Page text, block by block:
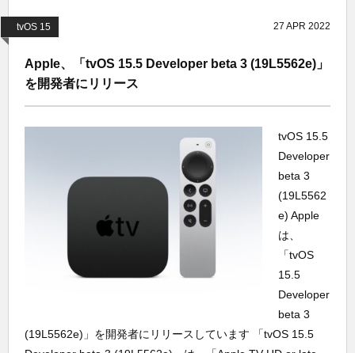
tvOS 15 27 APR 2022
Apple、「tvOS 15.5 Developer beta 3 (19L5562e)」
を開発者にリリース
tvOS 15.5
Developer
beta 3
(19L5562
e) Apple
は、
「tvOS
15.5
Developer
beta 3
(19L5562e)」を開発者にリリースしています 「tvOS 15.5